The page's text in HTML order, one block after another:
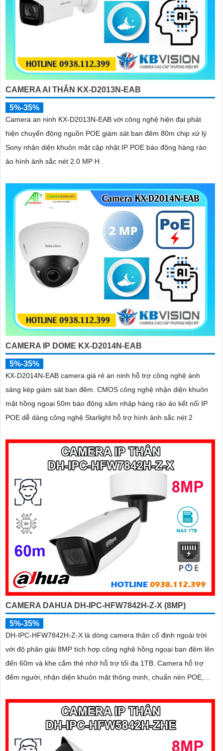
CAMERA AI THÂN KX-D2013N-EAB
5%-35%
Camera an ninh KX-D2013N-EAB với công nghệ hiện đại phát
hiện chuyển động nguồn POE giám sát ban đêm 80m chip xử lý
Sony nhận diện khuôn mặt cập nhật IP POE báo động hàng rào
ảo hình ảnh sắc nét 2.0 MP H
CAMERA IP DOME KX-D2014N-EAB
5%-35%
KX-D2014N-EAB camera giá rẻ an ninh hỗ trợ công nghệ ánh
sáng kép giám sát ban đêm. CMOS công nghệ nhận diện khuôn
mặt hồng ngoại 50m báo động xâm nhập hàng rào ảo kết nối IP
POE dễ dàng công nghệ Starlight hỗ trợ hình ảnh sắc nét 2
CAMERA DAHUA DH-IPC-HFW7842H-Z-X (8MP)
5%-35%
DH-IPC-HFW7842H-Z-X là dòng camera thân cố định ngoài trời
với độ phân giải 8MP tích hợp công nghệ hồng ngoại ban đêm lên
đến 60m và khe cắm thẻ nhớ hỗ trợ tối đa 1TB. Camera hỗ trợ
đếm người, nhận diện khuôn mặt thông minh, chuẩn nén POE,
sát ngoài trời, hỗ trợ tính năng quản lý chỗ đỗ xe hiệu quả cho các